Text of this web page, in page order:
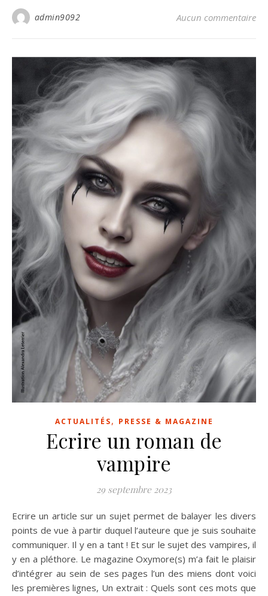
admin9092 Aucun commentaire
ACTUALITÉS, PRESSE & MAGAZINE
Ecrire un roman de
vampire
29 septembre 2023
Ecrire un article sur un sujet permet de balayer les divers
points de vue à partir duquel l’auteure que je suis souhaite
communiquer. Il y en a tant ! Et sur le sujet des vampires, il
y en a pléthore. Le magazine Oxymore(s) m’a fait le plaisir
d’intégrer au sein de ses pages l’un des miens dont voici
les premières lignes, Un extrait : Quels sont ces mots que